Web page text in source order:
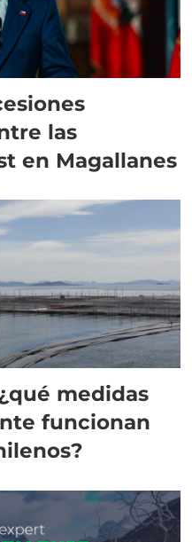
las
en Magallanes
medidas
funcionan